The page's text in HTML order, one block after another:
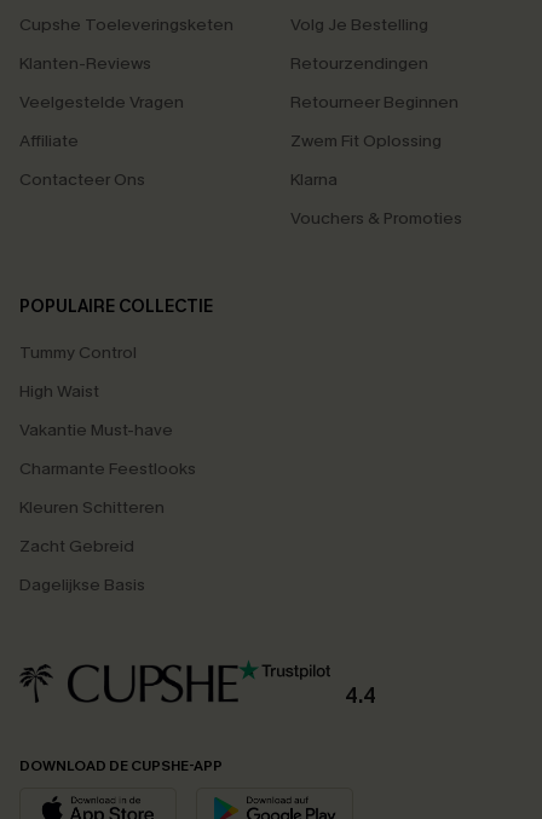
Cupshe Toeleveringsketen
Klanten-Reviews
Veelgestelde Vragen
Affiliate
Contacteer Ons
Volg Je Bestelling
Retourzendingen
Retourneer Beginnen
Zwem Fit Oplossing
Klarna
Vouchers & Promoties
POPULAIRE COLLECTIE
Tummy Control
High Waist
Vakantie Must-have
Charmante Feestlooks
Kleuren Schitteren
Zacht Gebreid
Dagelijkse Basis
4.4
DOWNLOAD DE CUPSHE-APP